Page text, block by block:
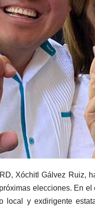
Xóchitl Gálvez Ruiz,
elecciones. En
local y exdirigente